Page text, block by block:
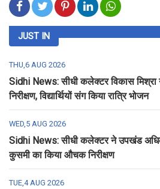
JUST IN
THU,6 AUG 2026
Sidhi News: सीधी कलेक्टर विकास मिश्रा
निरीक्षण, विद्यार्थियों संग किया रात्रि भोजन
WED,5 AUG 2026
Sidhi News: सीधी कलेक्टर ने उपखंड
कुसमी का किया औचक निरीक्षण
TUE,4 AUG 2026